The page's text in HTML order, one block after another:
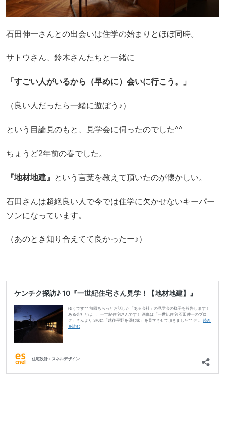
石田伸一さんとの出会いは住学の始まりとほぼ同時。
サトウさん、鈴木さんたちと一緒に
「すごい人がいるから（早めに）会いに行こう。」
（良い人だったら一緒に遊ぼう♪）
という目論見のもと、見学会に伺ったのでした^^
ちょうど2年前の春でした。
『地材地建』 という言葉を教えて頂いたのが懐かしい。
石田さんは超絶良い人で今では住学に欠かせないキーパー
ソンになっています。
（あのとき知り合えてて良かったー♪）